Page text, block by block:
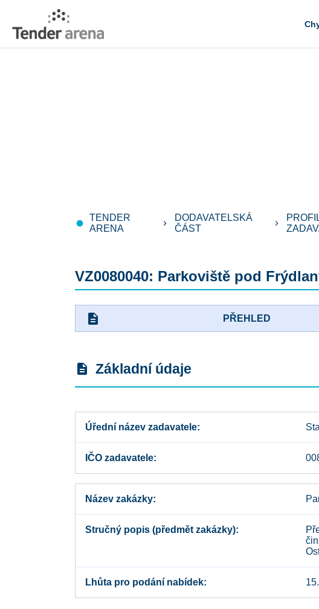
fiber_manual_record
TENDER
ARENA
keyboard_arrow_right
DODAVATELSKÁ
ČÁST
keyboard_arrow_right
VZ0080040: Parkoviště pod
description PŘEHLED
description Základní údaje
Úřední název zadavatele
IČO zadavatele
Název zakázky
Stručný popis (předmět zakázky)
Lhůta pro podání nabídek